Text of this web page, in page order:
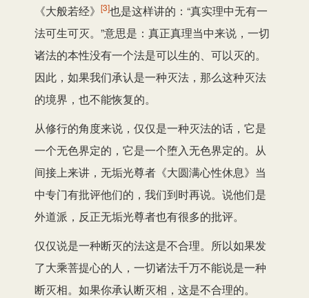
《大般若经》 [3]也是这样讲的：“真实理中无有一
法可生可灭。”意思是：真正真理当中来说，一切
诸法的本性没有一个法是可以生的、可以灭的。
因此，如果我们承认是一种灭法，那么这种灭法
的境界，也不能恢复的。
从修行的角度来说，仅仅是一种灭法的话，它是
一个无色界定的，它是一个堕入无色界定的。从
间接上来讲，无垢光尊者《大圆满心性休息》当
中专门有批评他们的，我们到时再说。说他们是
外道派，反正无垢光尊者也有很多的批评。
仅仅说是一种断灭的法这是不合理。所以如果发
了大乘菩提心的人，一切诸法千万不能说是一种
断灭相。如果你承认断灭相，这是不合理的。